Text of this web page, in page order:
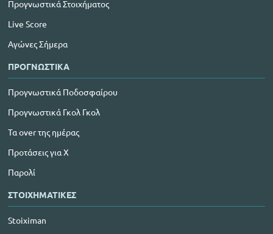
Προγνωστικά Στοιχήματος
Live Score
Αγώνες Σήμερα
ΠΡΟΓΝΩΣΤΙΚΑ
Προγνωστικά Ποδοσφαίρου
Προγνωστικά Γκολ Γκολ
Τα over της ημέρας
Προτάσεις για Χ
Παρολί
ΣΤΟΙΧΗΜΑΤΙΚΕΣ
Stoiximan